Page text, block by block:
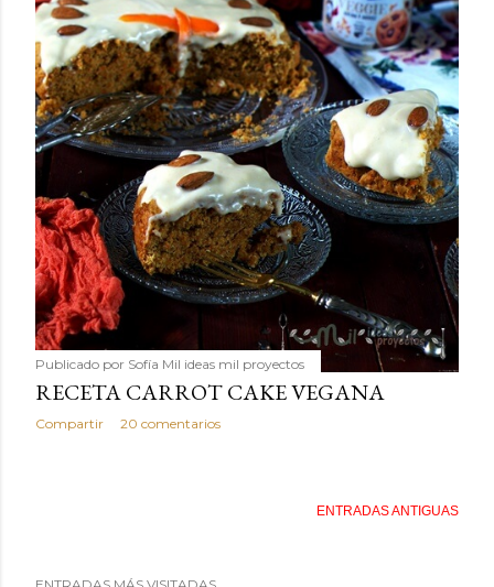
Publicado por Sofía Mil ideas mil proyectos
RECETA CARROT CAKE VEGANA
Compartir 20 comentarios
ENTRADAS ANTIGUAS